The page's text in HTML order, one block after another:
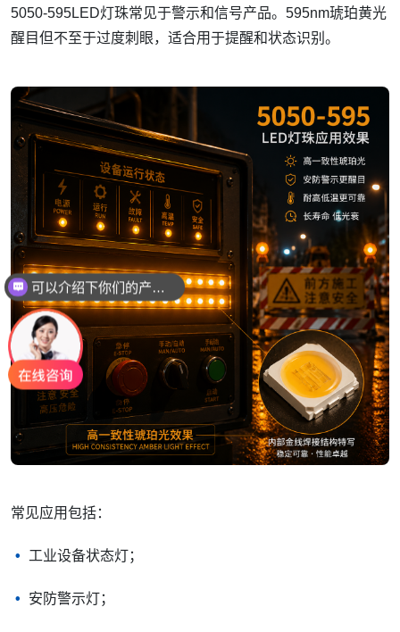
5050-595LED灯珠常见于警示和信号产品。595nm琥珀黄光
醒目但不至于过度刺眼，适合用于提醒和状态识别。
常见应用包括：
工业设备状态灯；
安防警示灯；
可以介绍下你们的产品么